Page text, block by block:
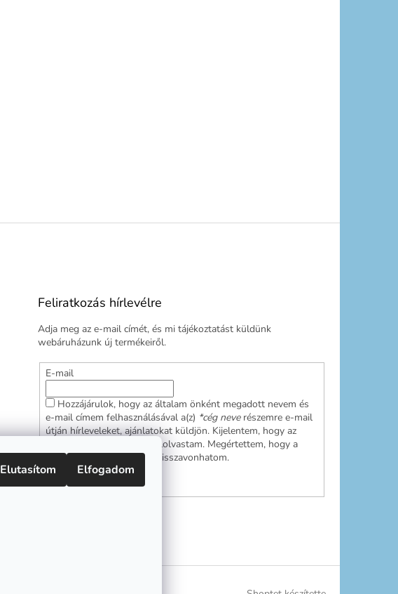
Elutasítom Elfogadom
Feliratkozás hírlevélre
Adja meg az e-mail címét, és mi tájékoztatást küldünk
webáruházunk új termékeiről.
E-mail
Hozzájárulok, hogy az általam önként megadott nevem és
e-mail címem felhasználásával a(z) *cég neverészemre e-mail
útján hírleveleket, ajánlatokat küldjön. Kijelentem, hogy az
elolvastam. Megértettem, hogy a
hozzájárulásom bármikor visszavonhatom.
FELIRATKOZÁS